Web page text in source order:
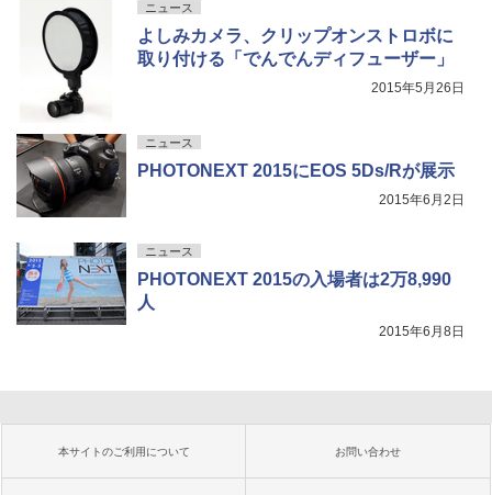
ニュース
よしみカメラ、クリップオンストロボに
取り付ける「でんでんディフューザー」
2015年5月26日
ニュース
PHOTONEXT 2015にEOS 5Ds/Rが展示
2015年6月2日
ニュース
PHOTONEXT 2015の入場者は2万8,990
人
2015年6月8日
本サイトのご利用について お問い合わせ